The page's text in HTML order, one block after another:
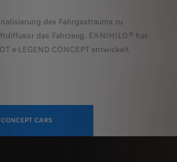
des Fahrgastraums zu
das Fahrzeug. EX-NIHILO® hat
e-LEGEND CONCEPT entwickelt.
CARS